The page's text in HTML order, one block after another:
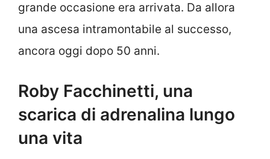
grande occasione era arrivata. Da allora
una ascesa intramontabile al successo,
ancora oggi dopo 50 anni.
Roby Facchinetti, una
scarica di adrenalina lungo
una vita